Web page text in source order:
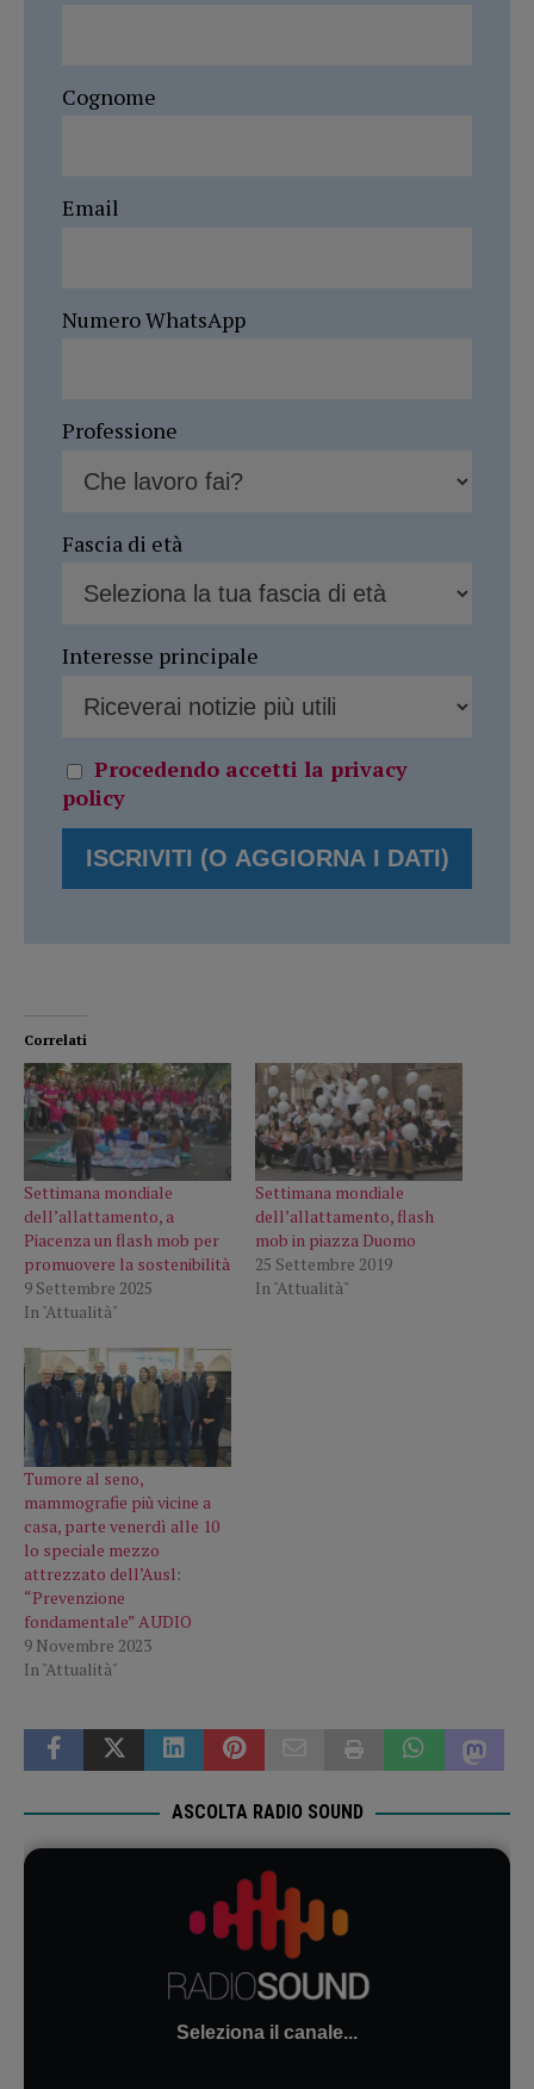
Cognome
Email
Numero WhatsApp
Professione
Fascia di età
Interesse principale
Procedendo accetti la privacy
policy
Correlati
Settimana mondiale
dell’allattamento, a
Piacenza un flash mob per
promuovere la sostenibilità
9 Settembre 2025
In "Attualità"
Settimana mondiale
dell’allattamento, flash
mob in piazza Duomo
25 Settembre 2019
In "Attualità"
Tumore al seno,
mammografie più vicine a
casa, parte venerdì alle 10
lo speciale mezzo
attrezzato dell’Ausl:
“Prevenzione
fondamentale” AUDIO
9 Novembre 2023
In "Attualità"
ASCOLTA RADIO SOUND
Seleziona il canale...